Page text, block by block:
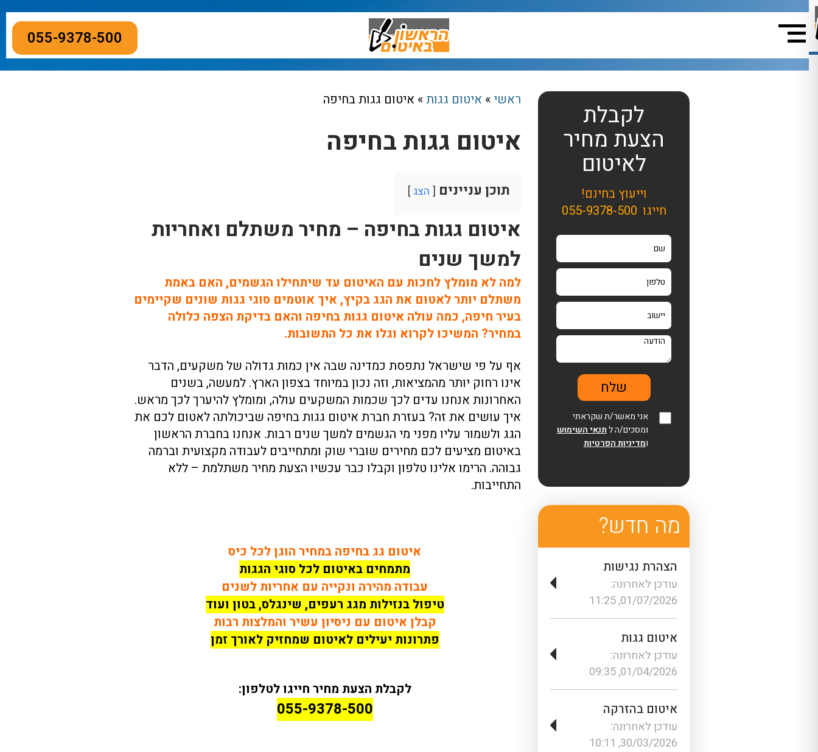
055-9378-500
ראשי» איטום גגות» איטום גגות בחיפה
איטום גגות בחיפה
תוכן עניינים הצג
איטום גגות בחיפה – מחיר משתלם ואחריות
למשך שנים
למה לא מומלץ לחכות עם האיטום עד שיתחילו הגשמים, האם באמת
משתלם יותר לאטום את הגג בקיץ, איך אוטמים סוגי גגות שונים שקיימים
בעיר חיפה, כמה עולה איטום גגות בחיפה והאם בדיקת הצפה כלולה
במחיר? המשיכו לקרוא וגלו את כל התשובות.
אף על פי שישראל נתפסת כמדינה שבה אין כמות גדולה של משקעים, הדבר
אינו רחוק יותר מהמציאות, וזה נכון במיוחד בצפון הארץ. למעשה, בשנים
האחרונות אנחנו עדים לכך שכמות המשקעים עולה, ומומלץ להיערך לכך מראש.
איך עושים את זה? בעזרת חברת איטום גגות בחיפה שביכולתה לאטום לכם את
הגג ולשמור עליו מפני מי הגשמים למשך שנים רבות. אנחנו בחברת הראשון
באיטום מציעים לכם מחירים שוברי שוק ומתחייבים לעבודה מקצועית וברמה
גבוהה. הרימו אלינו טלפון וקבלו כבר עכשיו הצעת מחיר משתלמת – ללא
התחייבות.
איטום גג בחיפה במחיר הוגן לכל כיס
מתמחים באיטום לכל סוגי הגגות
עבודה מהירה ונקייה עם אחריות לשנים
טיפול בנזילות מגג רעפים, שינגלס, בטון ועוד
קבלן איטום עם ניסיון עשיר והמלצות רבות
פתרונות יעילים לאיטום שמחזיק לאורך זמן
לקבלת הצעת מחיר חייגו לטלפון:
055-9378-500
לקבלת
הצעת מחיר
לאיטום
וייעוץ בחינם!
חייגו:
055-9378-500
אני מאשר/ת שקראתי
ומסכים/ה לתנאי השימוש
ומדיניות הפרטיות
מה חדש?
הצהרת נגישות
עודכן לאחרונה:
01/07/2026, 11:25
איטום גגות
עודכן לאחרונה:
01/04/2026, 09:35
איטום בהזרקה
עודכן לאחרונה:
30/03/2026, 10:11